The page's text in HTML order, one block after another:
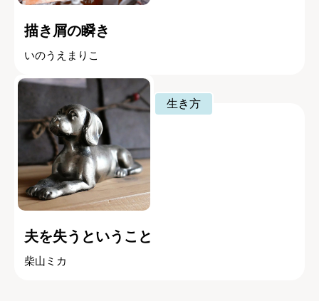
描き屑の瞬き
いのうえまりこ
生き方
夫を失うということ
柴山ミカ